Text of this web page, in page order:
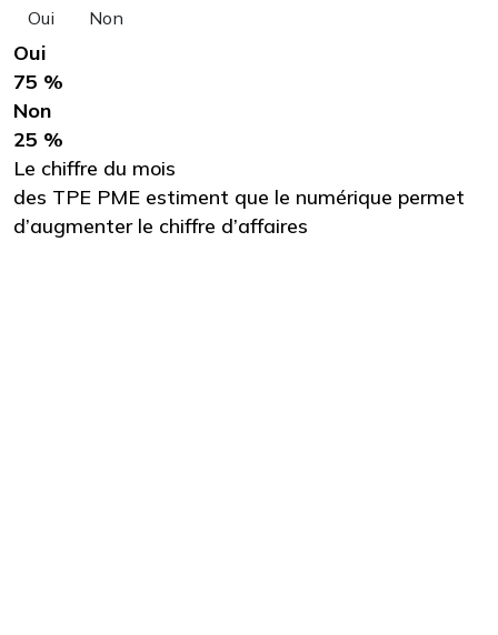
Oui Non
Oui
75 %
Non
25 %
Le chiffre du mois
des TPE PME estiment que le numérique permet
d’augmenter le chiffre d’affaires